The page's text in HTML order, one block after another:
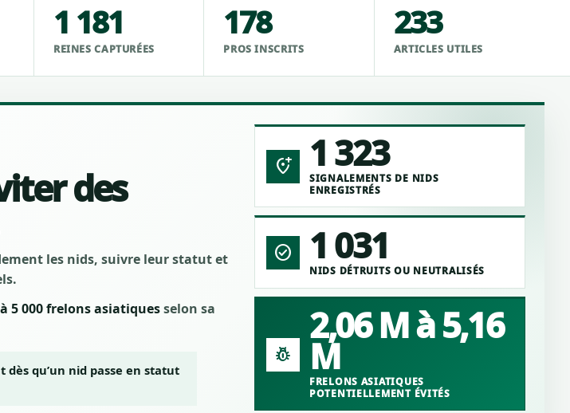
1 181
REINES CAPTURÉES
178
PROS INSCRITS
233
ARTICLES UTILES
des
les nids, suivre leur statut et
5 000 frelons asiatiquesselon sa
qu’un nid passe en statut
add_location_alt 1 323
SIGNALEMENTS DE NIDS
ENREGISTRÉS
check_circle 1 031
NIDS DÉTRUITS OU NEUTRALISÉS
pest_control
2,06 M à 5,16
M
FRELONS ASIATIQUES
POTENTIELLEMENT ÉVITÉS